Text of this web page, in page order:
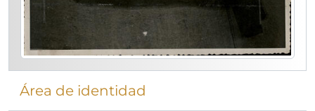
Área de identidad